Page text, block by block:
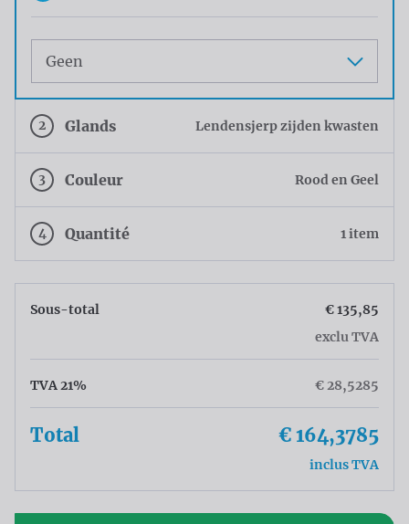
2 Glands Lendensjerp zijden kwasten
3 Couleur Rood en Geel
4 Quantité 1 item
Sous-total
€ 135,85
exclu TVA
TVA 21% € 28,5285
Total € 164,3785
inclus TVA